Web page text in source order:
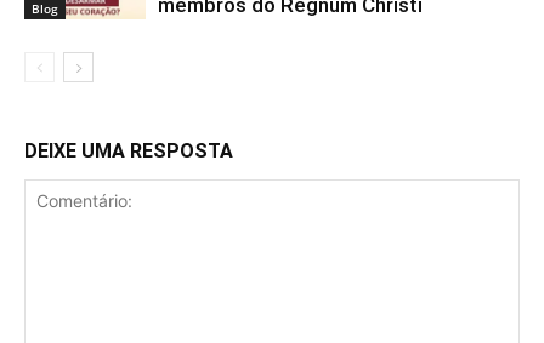
Blog membros do Regnum Christi
DEIXE UMA RESPOSTA